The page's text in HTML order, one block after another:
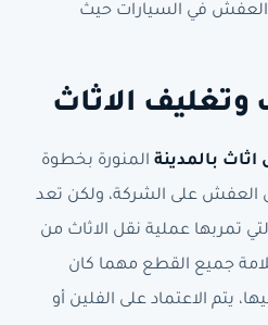
العفش في السيارات حيث
الاثاث
بالمدينة المنورة بخطوة
العفش على الشركة، ولكن تعد
تمربها عملية نقل الاثاث من
جميع القطع مهما كان
يتم الاعتماد على الفلين أو